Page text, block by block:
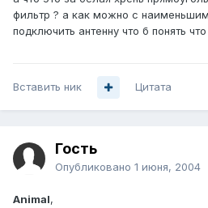
фильтр ? а как можно с
подключить антенну что б понять
Вставить ник Цитата
Гость
Опубликовано 1 июня, 2004
Animal,